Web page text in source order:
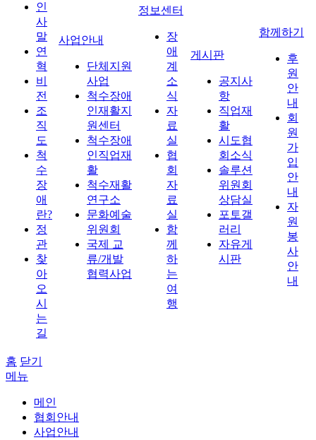
인
사
말
연
혁
비
전
조
직
도
척
수
장
애
란?
정
관
찾
아
오
시
는
길
사업안내
단체지원
사업
척수장애
인재활지
원센터
척수장애
인직업재
활
척수재활
연구소
문화예술
위원회
국제 교
류/개발
협력사업
정보센터
장
애
계
소
식
자
료
실
협
회
자
료
실
함
께
하
는
여
행
게시판
공지사
항
직업재
활
시도협
회소식
솔루션
위원회
상담실
포토갤
러리
자유게
시판
함께하기
후
원
안
내
회
원
가
입
안
내
자
원
봉
사
안
내
홈 닫기
메뉴
메인
협회안내
사업안내